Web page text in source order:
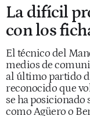
La difícil
con los
El técnico del
medios de
al último partido
reconocido que
se ha posicionado
como Agüero o